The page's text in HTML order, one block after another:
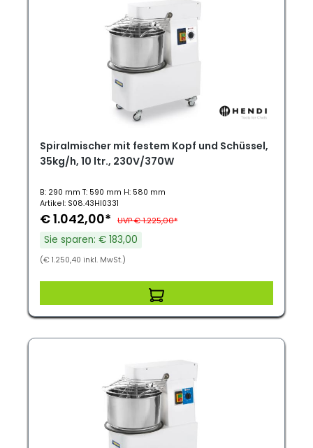
Spiralmischer mit festem Kopf und Schüssel,
35kg/h, 10 ltr., 230V/370W
B: 290 mm T: 590 mm H: 580 mm
Artikel: S08.43HI0331
€ 1.042,00* UVP € 1.225,00*
Sie sparen: € 183,00
(€ 1.250,40 inkl. MwSt.)